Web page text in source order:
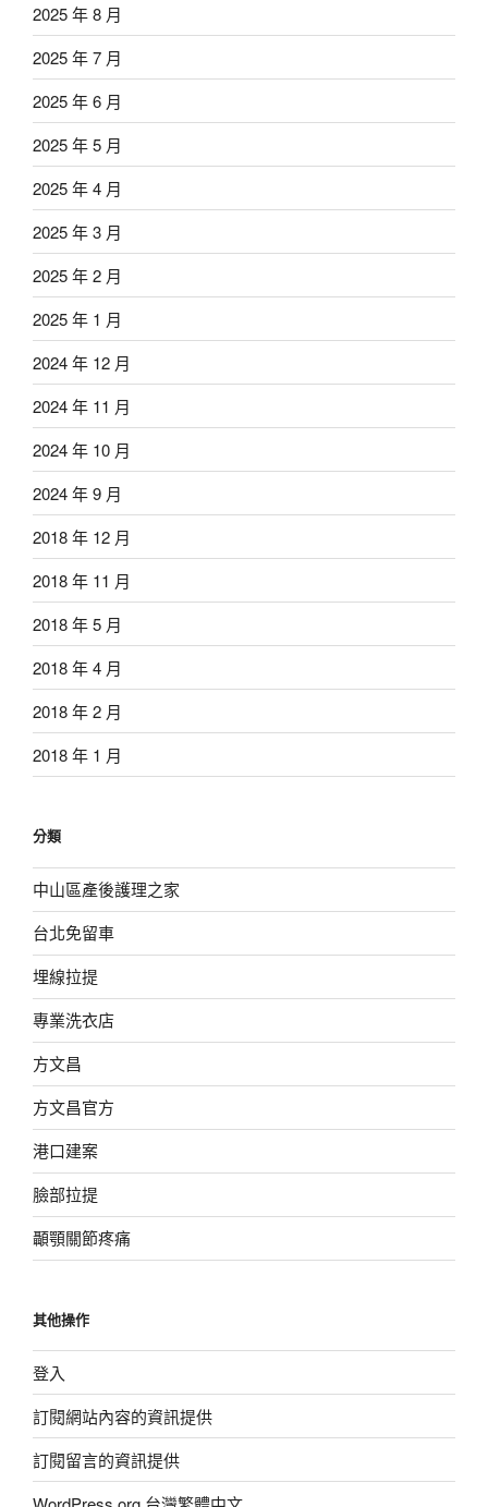
2025 年 8 月
2025 年 7 月
2025 年 6 月
2025 年 5 月
2025 年 4 月
2025 年 3 月
2025 年 2 月
2025 年 1 月
2024 年 12 月
2024 年 11 月
2024 年 10 月
2024 年 9 月
2018 年 12 月
2018 年 11 月
2018 年 5 月
2018 年 4 月
2018 年 2 月
2018 年 1 月
分類
中山區產後護理之家
台北免留車
埋線拉提
專業洗衣店
方文昌
方文昌官方
港口建案
臉部拉提
顳顎關節疼痛
其他操作
登入
訂閱網站內容的資訊提供
訂閱留言的資訊提供